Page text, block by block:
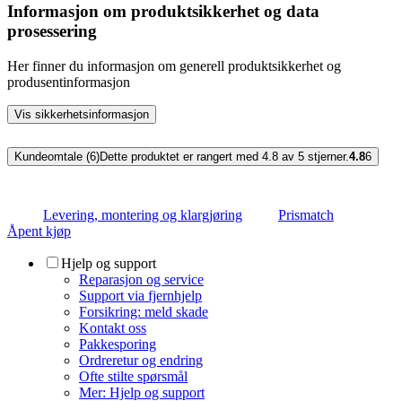
Informasjon om produktsikkerhet og data
prosessering
Her finner du informasjon om generell produktsikkerhet og
produsentinformasjon
Vis sikkerhetsinformasjon
Kundeomtale (6)Dette produktet er rangert med 4.8 av 5 stjerner.4.86
Levering, montering og klargjøring
Prismatch
Åpent kjøp
Hjelp og support
Reparasjon og service
Support via fjernhjelp
Forsikring: meld skade
Kontakt oss
Pakkesporing
Ordreretur og endring
Ofte stilte spørsmål
Mer: Hjelp og support